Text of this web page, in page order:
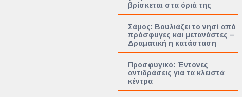
βρίσκεται στα όριά της
Σάμος: Βουλιάζει το νησί από
πρόσφυγες και μετανάστες –
Δραματική η κατάσταση
Προσφυγικό: Έντονες
αντιδράσεις για τα κλειστά
κέντρα